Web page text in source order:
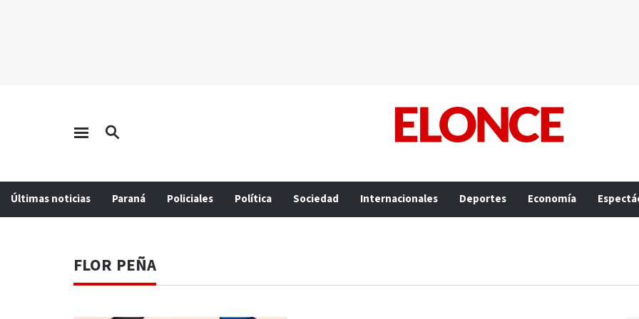
Últimas noticias Paraná Policiales Política Sociedad Internacionales Deportes Economía
FLOR PEÑA